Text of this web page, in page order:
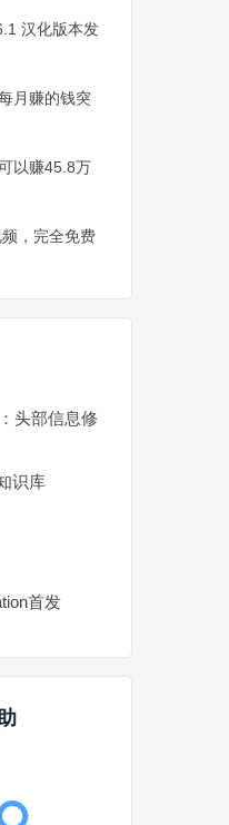
汉化版本发
月赚的钱突
以赚45.8万
，完全免费
头部信息修
识库
首发